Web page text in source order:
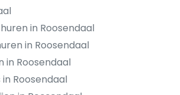
in Roosendaal
in Roosendaal
in Roosendaal
Roosendaal